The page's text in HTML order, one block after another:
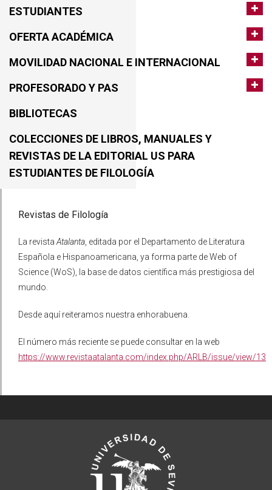
ESTUDIANTES
OFERTA ACADÉMICA
MOVILIDAD NACIONAL E INTERNACIONAL
PROFESORADO Y PAS
BIBLIOTECAS
COLECCIONES DE LIBROS, MANUALES Y
REVISTAS DE LA EDITORIAL US PARA
ESTUDIANTES DE FILOLOGÍA
Revistas de Filología
La revista Atalanta , editada por el Departamento de Literatura
Española e Hispanoamericana, ya forma parte de Web of
Science (WoS), la base de datos científica más prestigiosa del
mundo.
Desde aquí reiteramos nuestra enhorabuena.
El número más reciente se puede consultar en la web
https://www.revistaatalanta.com/index.php/ARLB/issue/view/13